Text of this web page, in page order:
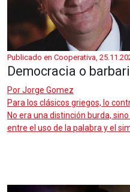
Publicado en Cooperativa,
Democracia o
PorJorge Gomez
Para los clásicos griegos, lo
No era una distinción burda,
entre el uso de la palabra y el